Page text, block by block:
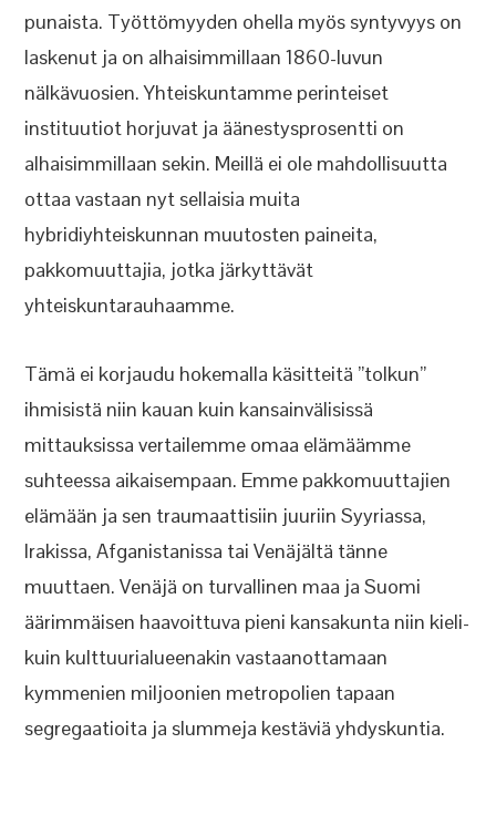
punaista. Työttömyyden ohella myös syntyvyys on
laskenut ja on alhaisimmillaan 1860-luvun
nälkävuosien. Yhteiskuntamme perinteiset
instituutiot horjuvat ja äänestysprosentti on
alhaisimmillaan sekin. Meillä ei ole mahdollisuutta
ottaa vastaan nyt sellaisia muita
hybridiyhteiskunnan muutosten paineita,
pakkomuuttajia, jotka järkyttävät
yhteiskuntarauhaamme.
Tämä ei korjaudu hokemalla käsitteitä ”tolkun”
ihmisistä niin kauan kuin kansainvälisissä
mittauksissa vertailemme omaa elämäämme
suhteessa aikaisempaan. Emme pakkomuuttajien
elämään ja sen traumaattisiin juuriin Syyriassa,
Irakissa, Afganistanissa tai Venäjältä tänne
muuttaen. Venäjä on turvallinen maa ja Suomi
äärimmäisen haavoittuva pieni kansakunta niin kieli-
kuin kulttuurialueenakin vastaanottamaan
kymmenien miljoonien metropolien tapaan
segregaatioita ja slummeja kestäviä yhdyskuntia.